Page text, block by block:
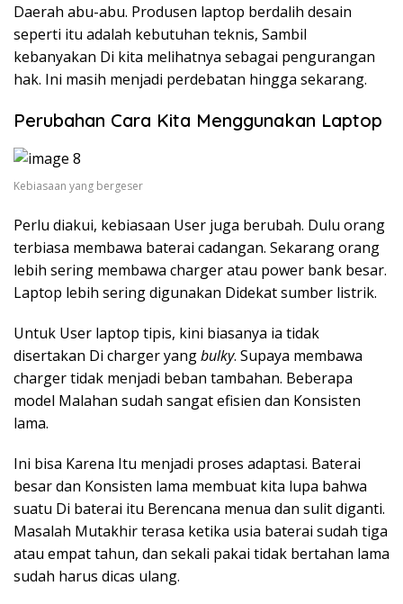
Daerah abu-abu. Produsen laptop berdalih desain
seperti itu adalah kebutuhan teknis, Sambil
kebanyakan Di kita melihatnya sebagai pengurangan
hak. Ini masih menjadi perdebatan hingga sekarang.
Perubahan Cara Kita Menggunakan Laptop
Kebiasaan yang bergeser
Perlu diakui, kebiasaan User juga berubah. Dulu orang
terbiasa membawa baterai cadangan. Sekarang orang
lebih sering membawa charger atau power bank besar.
Laptop lebih sering digunakan Didekat sumber listrik.
Untuk User laptop tipis, kini biasanya ia tidak
disertakan Di charger yangbulky. Supaya membawa
charger tidak menjadi beban tambahan. Beberapa
model Malahan sudah sangat efisien dan Konsisten
lama.
Ini bisa Karena Itu menjadi proses adaptasi. Baterai
besar dan Konsisten lama membuat kita lupa bahwa
suatu Di baterai itu Berencana menua dan sulit diganti.
Masalah Mutakhir terasa ketika usia baterai sudah tiga
atau empat tahun, dan sekali pakai tidak bertahan lama
sudah harus dicas ulang.